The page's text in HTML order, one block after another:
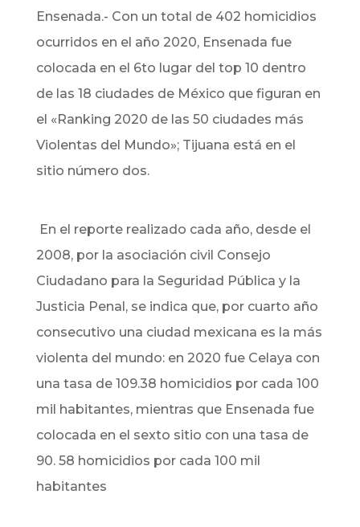
Ensenada.- Con un total de 402 homicidios
ocurridos en el año 2020, Ensenada fue
colocada en el 6to lugar del top 10 dentro
de las 18 ciudades de México que figuran en
el «Ranking 2020 de las 50 ciudades más
Violentas del Mundo»; Tijuana está en el
sitio número dos.
En el reporte realizado cada año, desde el
2008, por la asociación civil Consejo
Ciudadano para la Seguridad Pública y la
Justicia Penal, se indica que, por cuarto año
consecutivo una ciudad mexicana es la más
violenta del mundo: en 2020 fue Celaya con
una tasa de 109.38 homicidios por cada 100
mil habitantes, mientras que Ensenada fue
colocada en el sexto sitio con una tasa de
90. 58 homicidios por cada 100 mil
habitantes